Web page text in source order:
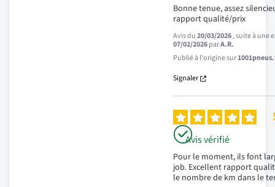
Bonne tenue, assez
rapport qualité/prix
Avis du20/03/2026, suite à une
07/02/2026parA.R.
Publié à l'origine sur
Signaler
Avis vérifié
Pour le moment, ils font
job. Excellent rapport
le nombre de km dans le